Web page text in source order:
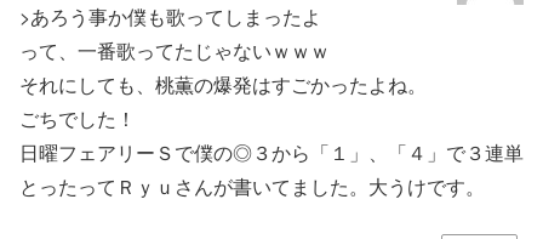
>あろう事か僕も歌ってしまったよ
って、一番歌ってたじゃないｗｗｗ
それにしても、桃薫の爆発はすごかったよね。
ごちでした！
日曜フェアリーＳで僕の◎３から「１」、「４」で３連単
とったってＲｙｕさんが書いてました。大うけです。